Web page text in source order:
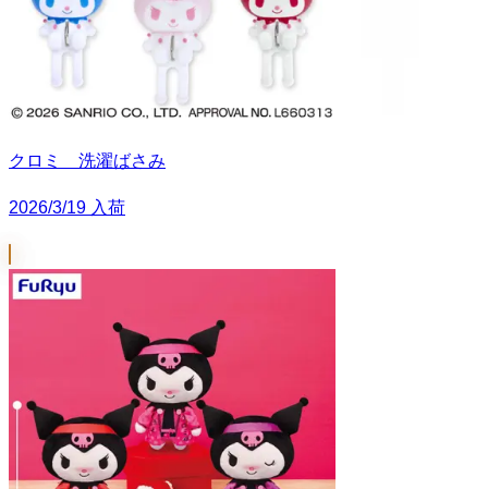
クロミ 洗濯ばさみ
2026/3/19 入荷